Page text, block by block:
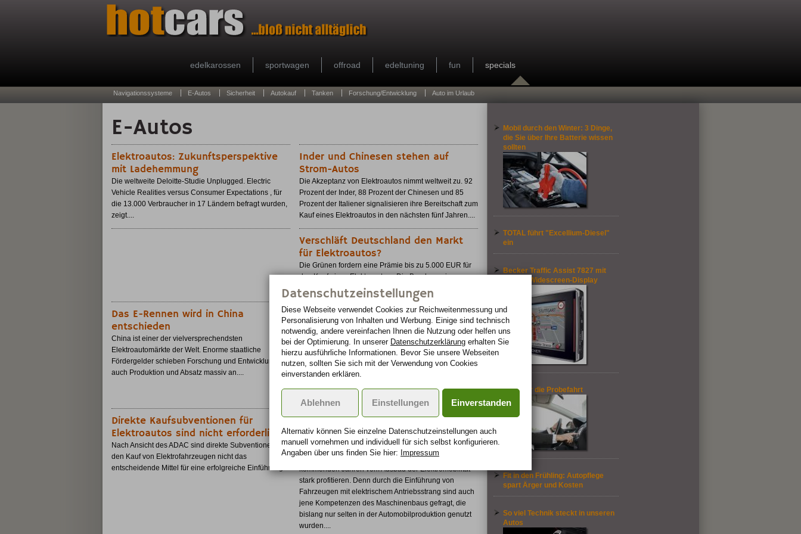
edelkarossen sportwagen offroad edeltuning fun specials
Navigationssysteme E-Autos Sicherheit Autokauf Tanken Forschung/Entwicklung Auto im Urlaub
E-Autos
Elektroautos: Zukunftsperspektive
mit Ladehemmung
Die weltweite Deloitte-Studie Unplugged. Electric
Vehicle Realities versus Consumer Expectations , für
die 13.000 Verbraucher in 17 Ländern befragt wurden,
zeigt....
Inder und Chinesen stehen auf
Strom-Autos
Die Akzeptanz von Elektroautos nimmt weltweit zu. 92
Prozent der Inder, 88 Prozent der Chinesen und 85
Prozent der Italiener signalisieren ihre Bereitschaft zum
Kauf eines Elektroautos in den nächsten fünf Jahren....
Verschläft Deutschland den Markt
für Elektroautos?
Die Grünen fordern eine Prämie bis zu 5.000 EUR für
den Kauf eines Elektroautos - Die Bundesregierung
spricht sich dagegen aus....
Das E-Rennen wird in China
entschieden
China ist einer der vielversprechendsten
Elektroautomärkte der Welt. Enorme staatliche
Fördergelder schieben Forschung und Entwicklung wie
auch Produktion und Absatz massiv an....
Konzentration auf reine Elektroautos
nicht sinnvoll
Zum Leitmarkt für Elektroautos will Kanzlerin Angela
Merkel Deutschland machen. Doch das sehen die
Branchenexperten aus dem Automobilbereich anders -
nur drei Prozent messen dem reinen Elektroauto in den
Direkte Kaufsubventionen für
Elektroautos sind nicht erforderlich
Nach Ansicht des ADAC sind direkte Subventionen für
den Kauf von Elektrofahrzeugen nicht das
entscheidende Mittel für eine erfolgreiche Einführung....
Elektromobilität stellt
Maschinenbaubranche vor neue
Perspektiven
Der deutsche Maschinen- und Anlagenbau wird in den
kommenden Jahren vom Ausbau der Elektromobilität
stark profitieren. Denn durch die Einführung von
Fahrzeugen mit elektrischem Antriebsstrang sind auch
jene Kompetenzen des Maschinenbaus gefragt, die
bislang nur selten in der Automobilproduktion genutzt
wurden....
Mobil durch den Winter: 3 Dinge,
die Sie über Ihre Batterie wissen
sollten
TOTAL führt "Excellium-Diesel"
ein
Becker Traffic Assist 7827 mit
4,3-Zoll Widescreen-Display
Tipps für die Probefahrt
Fit in den Frühling: Autopflege
spart Ärger und Kosten
So viel Technik steckt in unseren
Autos
Datenschutzeinstellungen
Diese Webseite verwendet Cookies zur Reichweiten­messung und
Personalisierung von Inhalten und Werbung. Einige sind technisch
notwendig, andere vereinfachen Ihnen die Nutzung oder helfen uns
bei der Optimierung. In unserer Datenschutzerklärung erhalten Sie
hierzu ausführliche Informationen. Bevor Sie unsere Webseiten
nutzen, sollten Sie sich mit der Verwendung von Cookies
einverstanden erklären.
Einverstanden
Ablehnen Einstellungen
Alternativ können Sie einzelne Datenschutz­ein­stellungen auch
manuell vor­nehmen und indivi­duell für sich selbst konfigurieren.
Angaben über uns finden Sie hier: Impressum